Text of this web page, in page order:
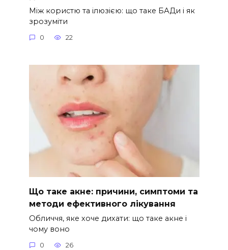
Між користю та ілюзією: що таке БАДи і як
зрозуміти
0 22
Що таке акне: причини, симптоми та
методи ефективного лікування
Обличчя, яке хоче дихати: що таке акне і
чому воно
0 26